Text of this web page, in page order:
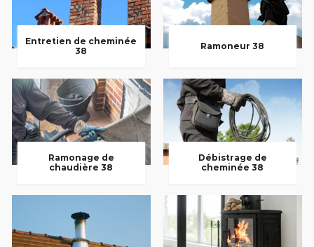
Entretien de cheminée
38
Ramoneur 38
Ramonage de
chaudière 38
Débistrage de
cheminée 38